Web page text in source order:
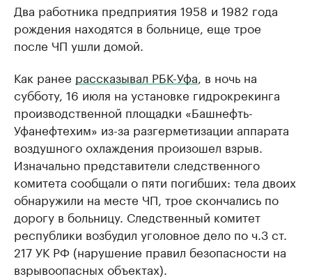
Два работника предприятия 1958 и 1982 года
рождения находятся в больнице, еще трое
после ЧП ушли домой.
Как ранее рассказывал РБК-Уфа, в ночь на
субботу, 16 июля на установке гидрокрекинга
производственной площадки «Башнефть-
Уфанефтехим» из-за разгерметизации аппарата
воздушного охлаждения произошел взрыв.
Изначально представители следственного
комитета сообщали о пяти погибших: тела двоих
обнаружили на месте ЧП, трое скончались по
дорогу в больницу. Следственный комитет
республики возбудил уголовное дело по ч.3 ст.
217 УК РФ (нарушение правил безопасности на
взрывоопасных объектах).